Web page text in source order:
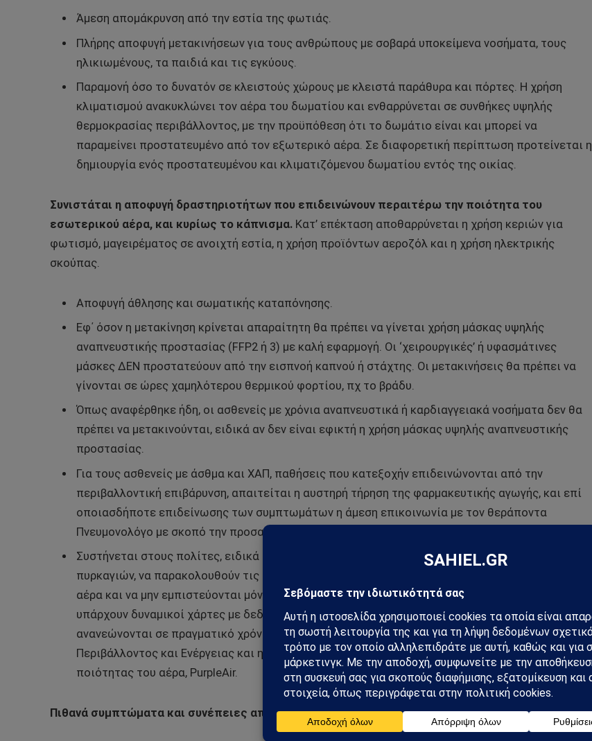
Άμεση απομάκρυνση από την εστία της φωτιάς.
Πλήρης αποφυγή μετακινήσεων για τους ανθρώπους με σοβαρά υποκείμενα νοσήματα, τους
ηλικιωμένους, τα παιδιά και τις εγκύους.
Παραμονή όσο το δυνατόν σε κλειστούς χώρους με κλειστά παράθυρα και πόρτες. Η χρήση
κλιματισμού ανακυκλώνει τον αέρα του δωματίου και ενθαρρύνεται σε συνθήκες υψηλής
θερμοκρασίας περιβάλλοντος, με την προϋπόθεση ότι το δωμάτιο είναι και μπορεί να
παραμείνει προστατευμένο από τον εξωτερικό αέρα. Σε διαφορετική περίπτωση προτείνεται η
δημιουργία ενός προστατευμένου και κλιματιζόμενου δωματίου εντός της οικίας.
Συνιστάται η αποφυγή δραστηριοτήτων που επιδεινώνουν περαιτέρω την ποιότητα του
εσωτερικού αέρα, και κυρίως το κάπνισμα. Κατ’ επέκταση αποθαρρύνεται η χρήση κεριών για
φωτισμό, μαγειρέματος σε ανοιχτή εστία, η χρήση προϊόντων αεροζόλ και η χρήση ηλεκτρικής
σκούπας.
Αποφυγή άθλησης και σωματικής καταπόνησης.
Εφ΄ όσον η μετακίνηση κρίνεται απαραίτητη θα πρέπει να γίνεται χρήση μάσκας υψηλής
αναπνευστικής προστασίας (FFP2 ή 3) με καλή εφαρμογή. Οι ‘χειρουργικές’ ή υφασμάτινες
μάσκες ΔΕΝ προστατεύουν από την εισπνοή καπνού ή στάχτης. Οι μετακινήσεις θα πρέπει να
γίνονται σε ώρες χαμηλότερου θερμικού φορτίου, πχ το βράδυ.
Όπως αναφέρθηκε ήδη, οι ασθενείς με χρόνια αναπνευστικά ή καρδιαγγειακά νοσήματα δεν θα
πρέπει να μετακινούνται, ειδικά αν δεν είναι εφικτή η χρήση μάσκας υψηλής αναπνευστικής
προστασίας.
Για τους ασθενείς με άσθμα και ΧΑΠ, παθήσεις που κατεξοχήν επιδεινώνονται από την
περιβαλλοντική επιβάρυνση, απαιτείται η αυστηρή τήρηση της φαρμακευτικής αγωγής, και επί
οποιασδήποτε επιδείνωσης των συμπτωμάτων η άμεση επικοινωνία με τον θεράποντα
Πνευμονολόγο με σκοπό την προσαρμογή της αγωγής.
Συστήνεται στους πολίτες, ειδικά τις ημέρες με ιδιαίτερη επιβάρυνση της ατμόσφαιρας λόγω
πυρκαγιών, να παρακολουθούν τις ανακοινώσεις των επίσημων φορέων για την ποιότητα της
αέρα και να μην εμπιστεύονται μόνο την οσμή και την όραση τους. Επίσης στο διαδίκτυο
υπάρχουν δυναμικοί χάρτες με δεδομένα ατμοσφαιρικής ρύπανσης (κυρίως ΡΜ2.5) που
ανανεώνονται σε πραγματικό χρόνο. Ενδεικτικά αναφέρονται η ιστοσελίδα του Υπουργείου
Περιβάλλοντος και Ενέργειας και η ιστοσελίδα της Ευρωπαϊκής πλατφόρμας μετρήσεων
ποιότητας του αέρα, PurpleAir.
Πιθανά συμπτώματα και συνέπειες από την βραχυχρόνια έκθεση σε καπνό